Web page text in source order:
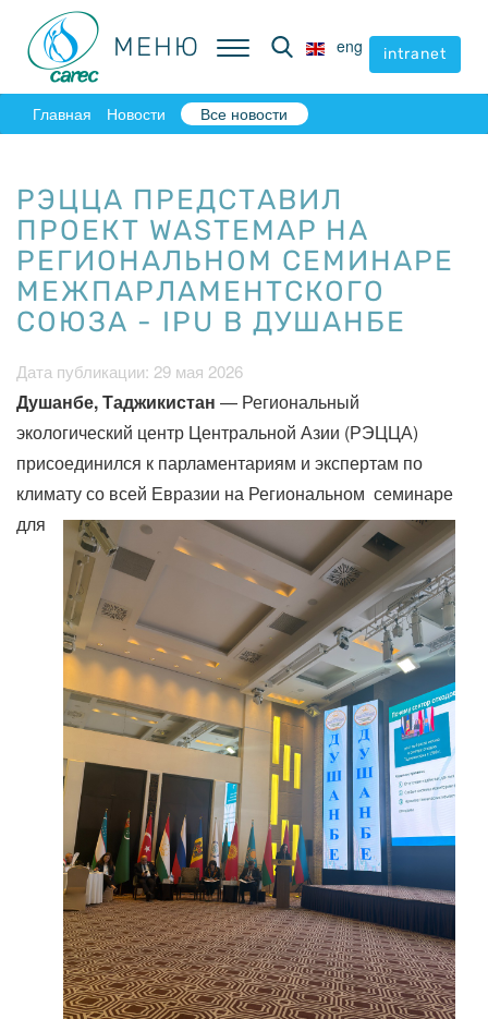
МЕНЮ eng intranet
МЕНЮ eng intranet
Главная Новости Все новости
РЭЦЦА ПРЕДСТАВИЛ
ПРОЕКТ WASTEMAP НА
РЕГИОНАЛЬНОМ СЕМИНАРЕ
МЕЖПАРЛАМЕНТСКОГО
СОЮЗА - IPU В ДУШАНБЕ
Дата публикации: 29 мая 2026
Душанбе, Таджикистан — Региональный
экологический центр Центральной Азии (РЭЦЦА)
присоединился к парламентариям и экспертам по
климату со всей Евразии на Региональном семинаре
для